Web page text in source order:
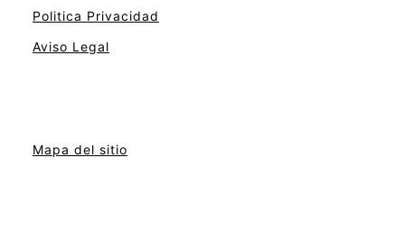
Politica Privacidad
Aviso Legal
Mapa del sitio